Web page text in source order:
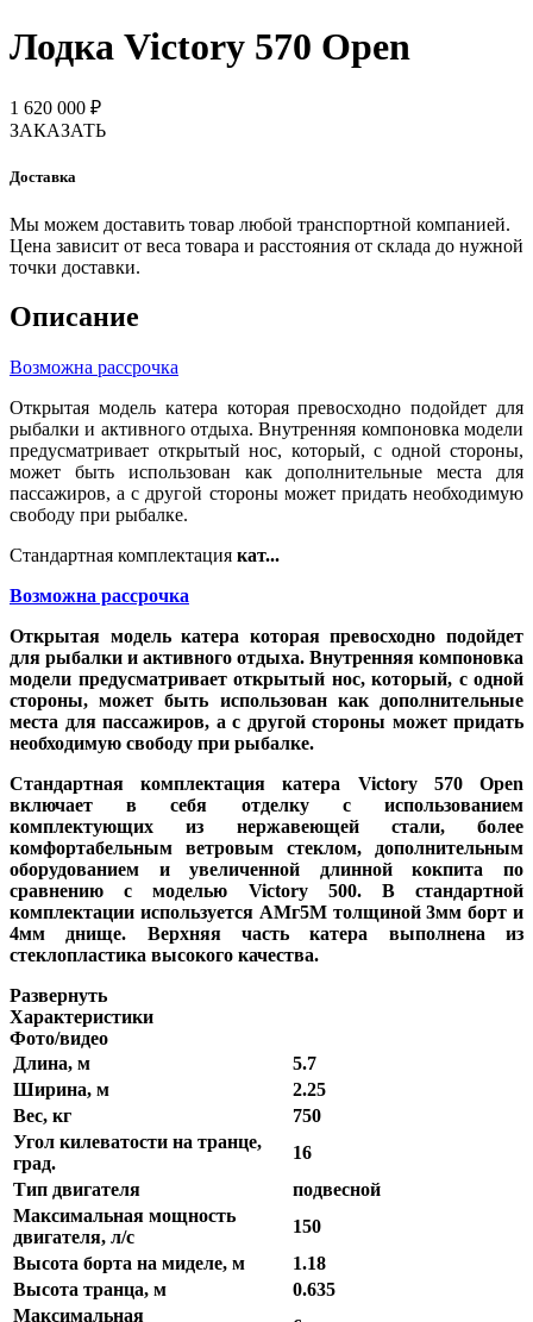
Лодка Victory 570 Open
1 620 000 ₽
ЗАКАЗАТЬ
Доставка
Мы можем доставить товар любой транспортной компанией.
Цена зависит от веса товара и расстояния от склада до нужной
точки доставки.
Описание
Возможна рассрочка
Открытая модель катера которая превосходно подойдет для
рыбалки и активного отдыха. Внутренняя компоновка модели
предусматривает открытый нос, который, с одной стороны,
может быть использован как дополнительные места для
пассажиров, а с другой стороны может придать необходимую
свободу при рыбалке.
Стандартная комплектация кат...
Возможна рассрочка
Открытая модель катера которая превосходно подойдет
для рыбалки и активного отдыха. Внутренняя компоновка
модели предусматривает открытый нос, который, с одной
стороны, может быть использован как дополнительные
места для пассажиров, а с другой стороны может придать
необходимую свободу при рыбалке.
Стандартная комплектациякатера Victory 570 Open
включает в себя отделку с использованием
комплектующих из нержавеющей стали, более
комфортабельным ветровым стеклом, дополнительным
оборудованием и увеличенной длинной кокпита по
сравнению с моделью Victory 500. В стандартной
комплектации используется АМг5М толщиной 3мм борт и
4мм днище. Верхняя часть катера выполнена из
стеклопластика высокого качества.
Развернуть
Характеристики
Фото/видео
Длина, м
5.7
Ширина, м
2.25
Вес, кг
750
Угол килеватости на транце,
град.
16
Тип двигателя
подвесной
Максимальная мощность
двигателя, л/с
150
Высота борта на миделе, м
1.18
Высота транца, м
0.635
Максимальная